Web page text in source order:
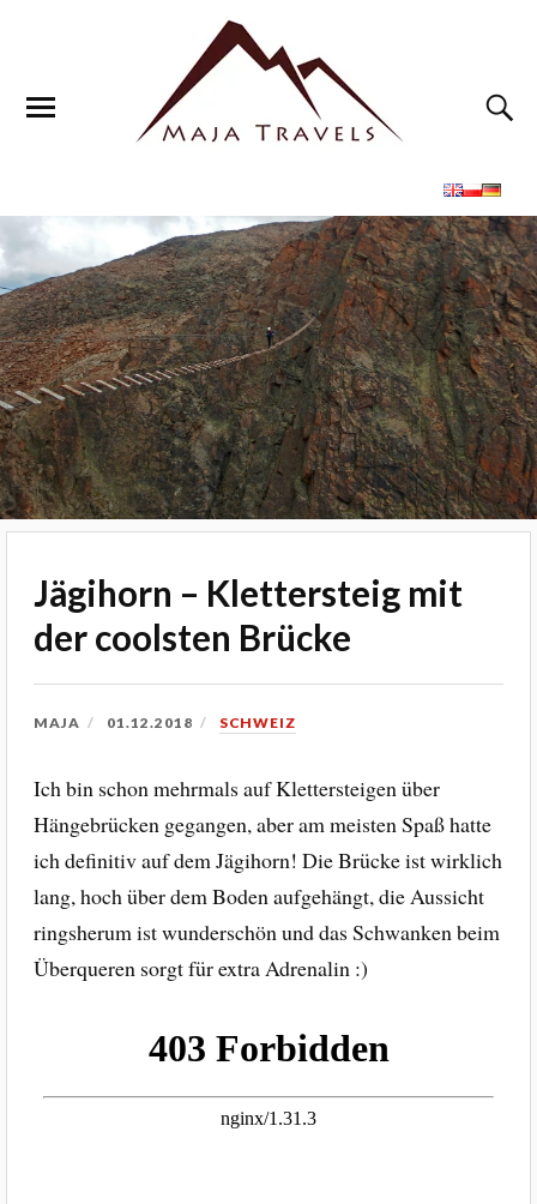
Jägihorn – Klettersteig mit
der coolsten Brücke
MAJA 01.12.2018 SCHWEIZ
Ich bin schon mehrmals auf Klettersteigen über
Hängebrücken gegangen, aber am meisten Spaß hatte
ich definitiv auf dem Jägihorn! Die Brücke ist wirklich
lang, hoch über dem Boden aufgehängt, die Aussicht
ringsherum ist wunderschön und das Schwanken beim
Überqueren sorgt für extra Adrenalin :)